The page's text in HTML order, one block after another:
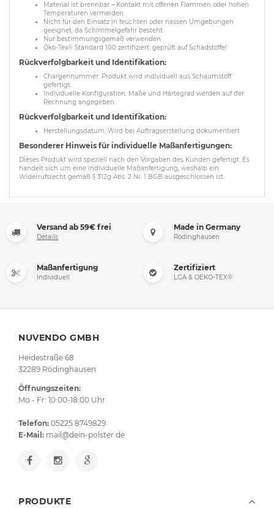
Material ist brennbar – Kontakt mit offenen Flammen oder hohen
Temperaturen vermeiden.
Nicht für den Einsatz in feuchten oder nassen Umgebungen
geeignet, da Schimmelgefahr besteht.
Nur bestimmungsgemäß verwenden.
Öko-Tex® Standard 100 zertifiziert: geprüft auf Schadstoffe!
Rückverfolgbarkeit und Identifikation:
Chargennummer: Produkt wird individuell aus Schaumstoff
gefertigt.
Individuelle Konfiguration: Maße und Härtegrad werden auf der
Rechnung angegeben
Rückverfolgbarkeit und Identifikation:
Herstellungsdatum: Wird bei Auftragserstellung dokumentiert
Besonderer Hinweis für individuelle Maßanfertigungen:
Dieses Produkt wird speziell nach den Vorgaben des Kunden gefertigt. Es
handelt sich um eine individuelle Maßanfertigung, weshalb ein
Widerrufsrecht gemäß § 312g Abs. 2 Nr. 1 BGB ausgeschlossen ist.
Versand ab 59€ frei
Details
Made in Germany
Rödinghausen
Maßanfertigung
Individuell
Zertifiziert
LGA & OEKO-TEX®
NUVENDO GMBH
Heidestraße 68
32289 Rödinghausen
Öffnungszeiten:
Mo - Fr: 10:00-18:00 Uhr
Telefon: 05225 8749829
E-Mail: mail@dein-polster.de
PRODUKTE